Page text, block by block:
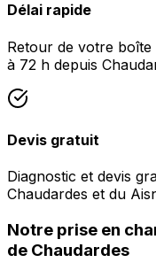
Délai rapide
Retour de votre
à 72 h depuis
Devis gratuit
Diagnostic et devis
Chaudardes et du
Notre prise en
de Chaudardes